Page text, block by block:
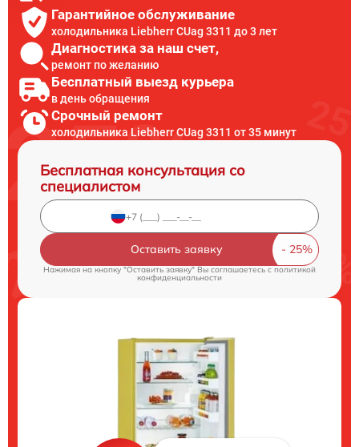
Гарантийное обслуживание
холодильника Liebherr CUag 3311 до 3 лет
Диагностика за наш счет,
ремонт по желанию
Бесплатный выезд курьера
в день обращения
Срочный ремонт
холодильника Liebherr CUag 3311 от 35 минут
Бесплатная консультация со
специалистом
Оставить заявку
Нажимая на кнопку "Оставить заявку" Вы соглашаетесь cполитикой
конфиденциальности